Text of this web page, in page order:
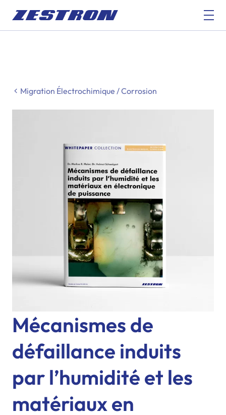
Migration Électrochimique / Corrosion
Mécanismes de
défaillance induits
par l’humidité et les
matériaux en